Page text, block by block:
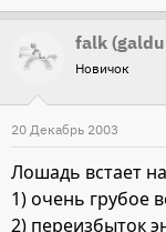
falk
Новичок
20 Декабрь 2003
Лошадь встает
1) очень грубое
2) переизбыток